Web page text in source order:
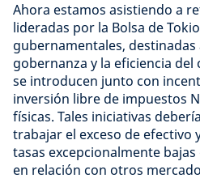
Ahora estamos asistiendo a
lideradas por la Bolsa de
gubernamentales, destinadas
gobernanza y la eficiencia del
se introducen junto con
inversión libre de impuestos
físicas. Tales iniciativas
trabajar el exceso de efectivo
tasas excepcionalmente
en relación con otros